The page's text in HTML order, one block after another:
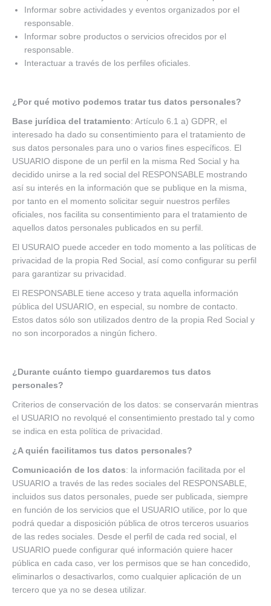
Informar sobre actividades y eventos organizados por el
responsable.
Informar sobre productos o servicios ofrecidos por el
responsable.
Interactuar a través de los perfiles oficiales.
¿Por qué motivo podemos tratar tus datos personales?
Base jurídica del tratamiento: Artículo 6.1 a) GDPR, el
interesado ha dado su consentimiento para el tratamiento de
sus datos personales para uno o varios fines específicos. El
USUARIO dispone de un perfil en la misma Red Social y ha
decidido unirse a la red social del RESPONSABLE mostrando
así su interés en la información que se publique en la misma,
por tanto en el momento solicitar seguir nuestros perfiles
oficiales, nos facilita su consentimiento para el tratamiento de
aquellos datos personales publicados en su perfil.
El USURAIO puede acceder en todo momento a las políticas de
privacidad de la propia Red Social, así como configurar su perfil
para garantizar su privacidad.
El RESPONSABLE tiene acceso y trata aquella información
pública del USUARIO, en especial, su nombre de contacto.
Estos datos sólo son utilizados dentro de la propia Red Social y
no son incorporados a ningún fichero.
¿Durante cuánto tiempo guardaremos tus datos
personales?
Criterios de conservación de los datos: se conservarán mientras
el USUARIO no revolqué el consentimiento prestado tal y como
se indica en esta política de privacidad.
¿A quién facilitamos tus datos personales?
Comunicación de los datos: la información facilitada por el
USUARIO a través de las redes sociales del RESPONSABLE,
incluidos sus datos personales, puede ser publicada, siempre
en función de los servicios que el USUARIO utilice, por lo que
podrá quedar a disposición pública de otros terceros usuarios
de las redes sociales. Desde el perfil de cada red social, el
USUARIO puede configurar qué información quiere hacer
pública en cada caso, ver los permisos que se han concedido,
eliminarlos o desactivarlos, como cualquier aplicación de un
tercero que ya no se desea utilizar.